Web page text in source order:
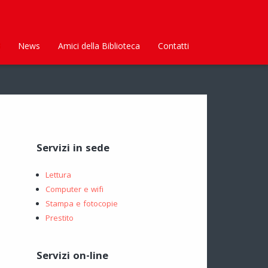
News Amici della Biblioteca Contatti
Servizi in sede
Lettura
Computer e wifi
Stampa e fotocopie
Prestito
Servizi on-line